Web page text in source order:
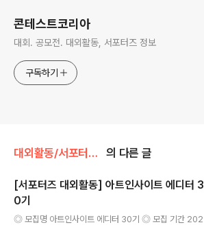
콘테스트코리아
대회. 공모전. 대외활동, 서포터즈 정보
구독하기
대외활동/서포터즈 • 기자단 의 다른 글
[서포터즈 대외활동] 아트인사이트 에디터 3
0기
◎ 모집명 아트인사이트 에디터 30기 ◎ 모집 기간 202